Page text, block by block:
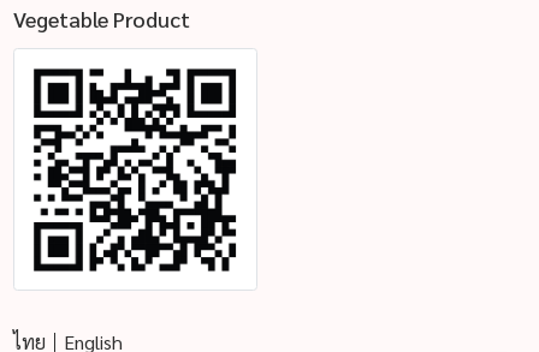
Vegetable Product
ไทย English